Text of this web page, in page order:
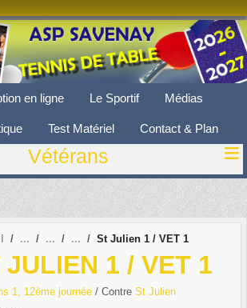
en ligne Le Sportif Médias
Test Matériel Contact & Plan
Vétérans
St Julien 1 / VET 1
JULIEN 1 / VET 1
1, 12ème journée / Contre St Julien